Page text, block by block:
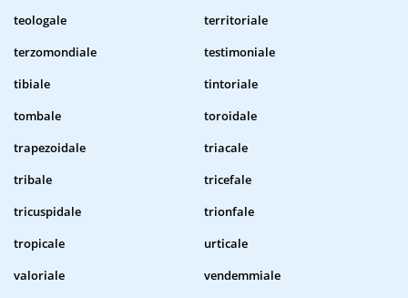
teologale
territoriale
terzomondiale
testimoniale
tibiale
tintoriale
tombale
toroidale
trapezoidale
triacale
tribale
tricefale
tricuspidale
trionfale
tropicale
urticale
valoriale
vendemmiale